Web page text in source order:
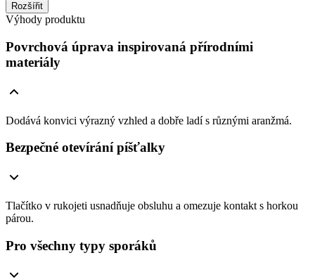
Rozšířit
Výhody produktu
Povrchová úprava inspirovaná přírodními
materiály
Dodává konvici výrazný vzhled a dobře ladí s různými aranžmá.
Bezpečné otevírání píšťalky
Tlačítko v rukojeti usnadňuje obsluhu a omezuje kontakt s horkou
párou.
Pro všechny typy sporáků